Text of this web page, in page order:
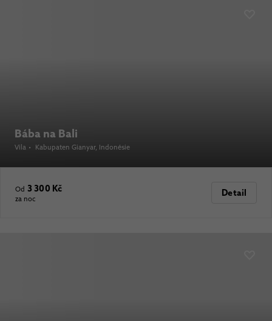
Bába na Bali
Vila • Kabupaten Gianyar, Indonésie
Od 3 300 Kč
za noc
Detail